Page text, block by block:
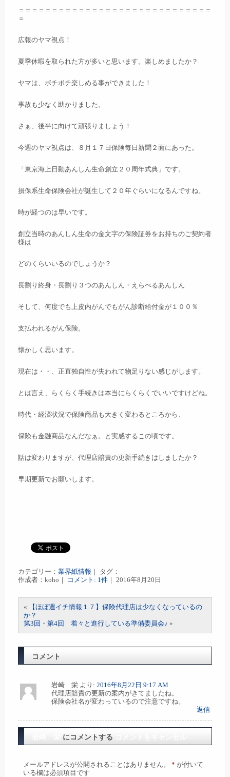
＝＝＝＝＝＝＝＝＝＝＝＝＝＝＝＝＝＝＝＝＝＝＝＝＝＝＝＝＝
＝
広報のヤマ視点！
夏季休暇を取られた方が多いと思います。楽しめましたか？
ヤマは、ボチボチ楽しめる事ができました！
事故も少なく助かりました。
さぁ、後半に向けて頑張りましょう！
今週のヤマ視点は、８月１７日保険毎日新聞２面にあった。
「東京海上日動あんしん生命創立２０周年式典」です。
損保系生命保険会社が誕生して２０年ぐらいになるんですね。
時が経つのは早いです。
創立当時のあんしん生命の金文字の保険証券をお持ちのご契約者
様は
どのくらいいるのでしょうか？
長割り終身・長割り３つのあんしん・えらべるあんしん
そして、何度でも上皮内がんでもがん診断給付金が１００％
支払われるがん保険。
懐かしく思います。
現在は・・、正直独自性が失われて物足りない感じがします。
とは言え、らくらく手続きは本当にらくらくでいいですけどね。
時代・経済状況で保険商品も大きく変わるところから、
保険も金融商品なんだなぁ。と実感するこの頃です。
話は変わりますが、代理店賠責の更新手続きはしましたか？
早期更新でお願いします。
カテゴリー： 業界紙情報 ｜ タグ：
作成者：koho｜
コメント: 1件 ｜ 2016年8月20日
«
【ほぼ週イチ情報１７】保険代理店は少なくなっているの
か？
第3回・第4回 着々と進行している準備委員会♪ »
コメント
岩崎 栄 より: 2016年8月22日 9:17 AM
代理店賠責の更新の案内がきてましたね。
保険会社名が変わっているので注意ですね。
返信
にコメントする
メールアドレスが公開されることはありません。 * が付いて
いる欄は必須項目です